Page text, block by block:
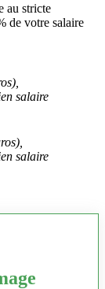
au stricte
de votre salaire
salaire
salaire